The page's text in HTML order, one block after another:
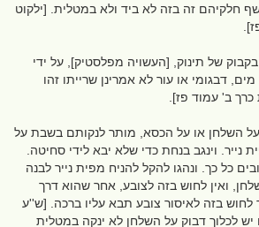
חלקיהם זה בזה לא ביד ולא במטלית. [ילקוט
של תינוק, [העשויה מפלסטיק], על ידי
דבגומי או עור לא אמרינן שרייתו זהו
כרך ב' עמוד פז].
השלחן או על הכסא, מותר לנקותם בשבת על
נייר. וינגב בנחת כדי שלא יבא לידי סחיטה.
כל כך. ונהגו להקל להניח מפית נייר לבנה
ואין לחוש בזה לצובע, אחר שהוא דרך
לחוש בזה לאיסור צובע תבא עליו ברכה. [ש''ע
לכלוך דבוק על השלחן לא ינקה במטלית